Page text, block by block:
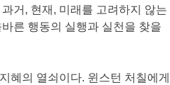
거, 현재, 미래를 고려하지 않는
른 행동의 실행과 실천을 찾을
혜의 열쇠이다. 윈스턴 처칠에게